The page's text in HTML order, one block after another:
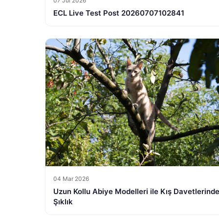
ECL Live Test Post 20260707102841
04 Mar 2026
Uzun Kollu Abiye Modelleri ile Kış Davetlerinde
Şıklık